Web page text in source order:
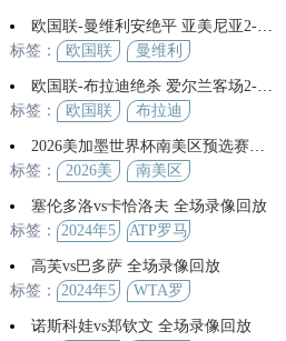
欧国联-曼维利安绝平 亚美尼亚2-2法罗群岛
标签：
欧国联
曼维利
欧国联-布拉迪绝杀 爱尔兰客场2-1逆转芬兰
标签：
欧国联 布拉迪
2026美加墨世界杯南美区预选赛第9轮全场集锦
标签：
2026美
界杯
南美区
塞伦多洛vs卡恰洛夫 全场录像回放
标签：
2024年5
ATP罗马
男单第3
轮
高芙vs巴多萨 全场录像回放
标签：
2024年5
WTA罗
赛女单
诺斯科娃vs郑钦文 全场录像回放